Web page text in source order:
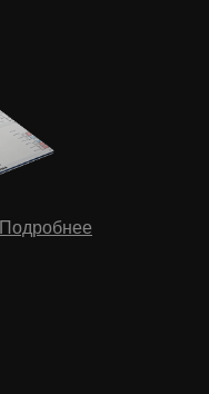
Подробнее